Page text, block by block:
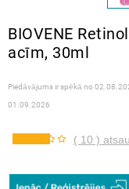
BIOVENE
acīm, 30ml
Piedāvājums ir spēkā no
01.09.2026
( 10 )